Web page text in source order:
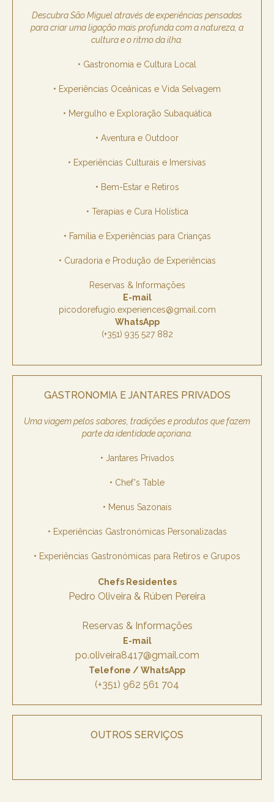
Descubra São Miguel através de experiências pensadas
para criar uma ligação mais profunda com a natureza, a
cultura e o ritmo da ilha.
• Gastronomia e Cultura Local
• Experiências Oceânicas e Vida Selvagem
• Mergulho e Exploração Subaquática
• Aventura e Outdoor
• Experiências Culturais e Imersivas
• Bem-Estar e Retiros
• Terapias e Cura Holística
• Família e Experiências para Crianças
• Curadoria e Produção de Experiências
Reservas & Informações
E-mail
picodorefugio.experiences@gmail.com
WhatsApp
(+351) 935 527 882
GASTRONOMIA E JANTARES PRIVADOS
Uma viagem pelos sabores, tradições e produtos que fazem
parte da identidade açoriana.
• Jantares Privados
• Chef's Table
• Menus Sazonais
• Experiências Gastronómicas Personalizadas
• Experiências Gastronómicas para Retiros e Grupos
Chefs Residentes
Pedro Oliveira & Rúben Pereira
Reservas & Informações
E-mail
po.oliveira8417@gmail.com
Telefone / WhatsApp
(+351) 962 561 704
OUTROS SERVIÇOS